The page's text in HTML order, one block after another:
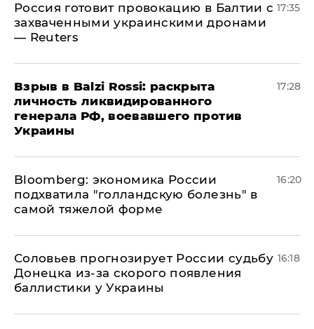
​Россия готовит провокацию в Балтии с
захваченными украинскими дронами
— Reuters
17:35
​Взрыв в Balzi Rossi: раскрыта
личность ликвидированного
генерала РФ, воевавшего против
Украины
17:28
Bloomberg: экономика России
подхватила "голландскую болезнь" в
самой тяжелой форме
16:20
Соловьев прогнозирует России судьбу
Донецка из-за скорого появления
баллистики у Украины
16:18